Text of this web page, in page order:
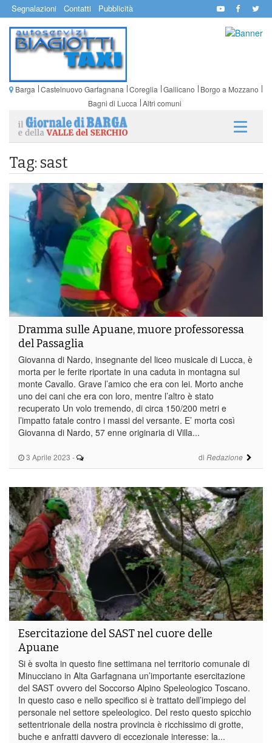
Segnalazioni Contatti Pubblicità
Barga Castelnuovo Garfagnana Coreglia Gallicano
Borgo a Mozzano
Bagni di Lucca Altri comuni
Tag: sast
3 Aprile 2023 - di Redazione
Dramma sulle Apuane, muore professoressa
del Passaglia
Giovanna di Nardo, insegnante del liceo musicale di Lucca, è
morta per le ferite riportate in una caduta in montagna sul
monte Cavallo. Grave l’amico che era con lei. Morto anche
uno dei cani che era con loro, mentre l’altro è stato
recuperato Un volo tremendo, di circa 150/200 metri e
l’impatto fatale contro i massi del versante. E’ morta così
Giovanna di Nardo, 57 enne originaria di Villa...
Esercitazione del SAST nel cuore delle
Apuane
Si è svolta in questo fine settimana nel territorio comunale di
Minucciano in Alta Garfagnana un’importante esercitazione
del SAST ovvero del Soccorso Alpino Speleologico Toscano.
In questo caso e nello specifico si è trattato dell’impiego del
personale nel settore speleologico. Del resto questo spicchio
settentrionale della nostra provincia è ricchissimo di grotte,
buche e anfratti davvero di eccezionale interesse: la...